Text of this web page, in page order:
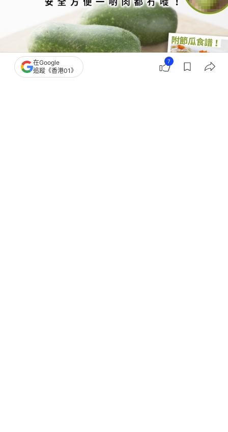
在Google
追蹤《香港01》
7